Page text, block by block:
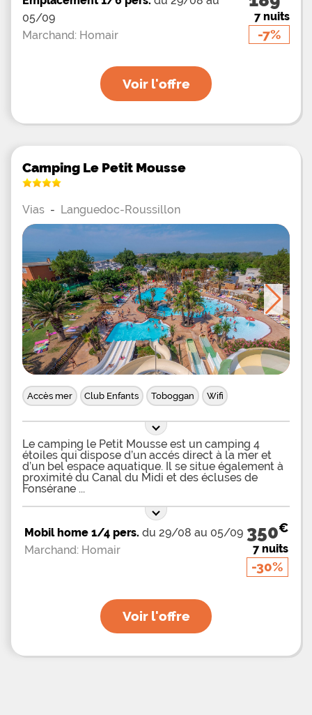
05/09
Marchand: Homair
7 nuits
-7%
Voir l'offre
Camping Le Petit Mousse
Vias - Languedoc-Roussillon
Accès mer Club Enfants Toboggan Wifi
Le camping le Petit Mousse est un camping 4
étoiles qui dispose d’un accés direct à la mer et
d’un bel espace aquatique. Il se situe également à
proximité du Canal du Midi et des écluses de
Fonsérane
Mobil home 1/4 pers. du 29/08 au 05/09
Marchand: Homair
350€
7 nuits
-30%
Voir l'offre